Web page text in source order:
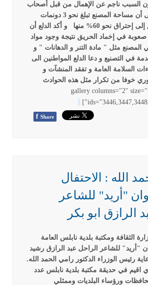
السبب ناجم عن الإهمال من قبل أصحاب
المصنع مشيرا إلى أن مساحة المصنع تبلغ نحو 3 دونمات
نحو 60% منها
و أكد الدلع أن
صعوبة في إخماد الحريق نتيجة وجود مواد
المصنع مثل " مادة التنر و الدهانات " و
في التصنيع و دعا الدلع المواطنين الى
السلامة العامة و تفقد المنشآت و
خوفا من تكرار مثل هذه الحوادث
[gallery columns="2"
f Share
الله : الاحتفال
"أريد" للشاعر
الرازق ابو بكر
الثقافة ومكتبة بلدية نابلس العامة
"أريد" للشاعر الراحل عبد الرازق رشيد
رئيس الوزراء الدكتور رامي الحمد الله.
اقيم في حديقة مكتبة بلدية نابلس عدد
ورؤساء البلديات وممثلي